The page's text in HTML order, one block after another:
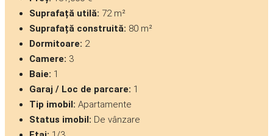
Suprafață utilă: 72 m²
Suprafață construită: 80 m²
Dormitoare: 2
Camere: 3
Baie: 1
Garaj / Loc de parcare: 1
Tip imobil: Apartamente
Status imobil: De vânzare